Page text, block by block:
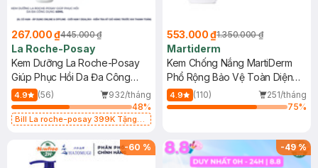
267.000 ₫445.000 ₫
La Roche-Posay
Kem Dưỡng La Roche-Posay
Giúp Phục Hồi Da Đa Công
Dụng 40ml
4.9 (56)
932/tháng
48%
Bill La roche-posay 399K Tặng
(SL có hạn)
553.000 ₫1.350.000 ₫
Martiderm
Kem Chống Nắng MartiDerm
Phổ Rộng Bảo Vệ Toàn Diện
40ml
4.9 (110)
251/tháng
75%
-60 % -49%